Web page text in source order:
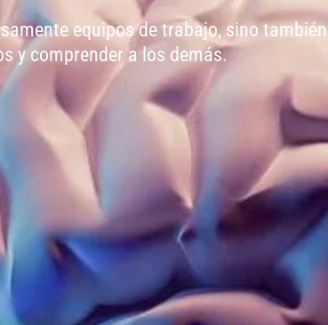
equipos de trabajo, sino también
y comprender a los demás.